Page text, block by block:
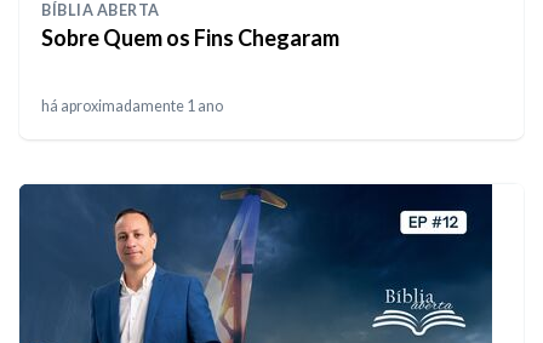
BÍBLIA ABERTA
Sobre Quem os Fins Chegaram
há aproximadamente 1 ano